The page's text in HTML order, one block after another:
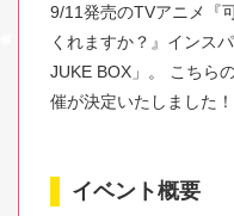
9/11発売のTVアニメ『
くれますか？』インス
JUKE BOX」。 こちら
催が決定いたしました
イベント概要